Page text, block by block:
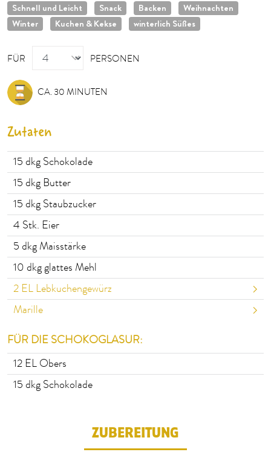
Schnell und Leicht Snack Backen
Weihnachten
Winter
Kuchen & Kekse winterlich Süßes
FÜR
PERSONEN
PERSONEN
CA. 30 MINUTEN
Zutaten
15 dkg Schokolade
15 dkg Butter
15 dkg Staubzucker
4 Stk. Eier
5 dkg Maisstärke
10 dkg glattes Mehl
2 EL Lebkuchengewürz
Marille
FÜR DIE SCHOKOGLASUR:
12 EL Obers
15 dkg Schokolade
ZUBEREITUNG